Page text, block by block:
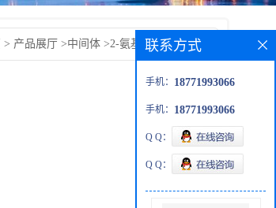
> 产品展厅 >中间体 >2-氨基-6-氯苯并噻唑
联系方式
手机： 18771993066
手机： 18771993066
Q Q：
Q Q：